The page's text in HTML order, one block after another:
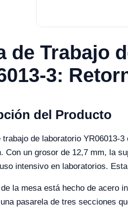
de Trabajo
3:
del Producto
trabajo de laboratorio YR06013-
Con un grosor de 12,7 mm, la
intensivo en laboratorios.
la mesa está hecho de acero
pasarela de tres secciones